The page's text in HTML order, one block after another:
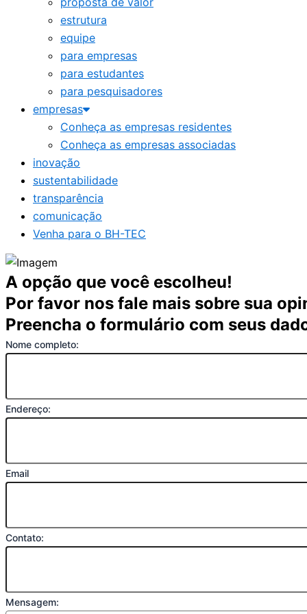
estrutura
equipe
para empresas
para estudantes
para pesquisadores
empresas
Conheça as empresas residentes
Conheça as empresas associadas
inovação
sustentabilidade
transparência
comunicação
Venha para o BH-TEC
A opção que você escolheu!
Por favor nos fale mais sobre sua
Preencha o formulário com seus
Nome completo:
Endereço:
Email
Contato:
Mensagem: